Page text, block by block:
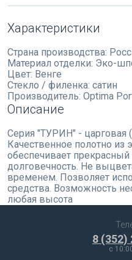
Характеристики
Страна производства:
Материал отделки: Эко-
Цвет: Венге
Стекло / филенка: сатин
Производитель: Optima
Описание
Серия "ТУРИН" - царговая
Качественное полотно
обеспечивает
долговечность. Не
временем. Позволяет
средства. Возможность
любая высота
8 (352)
c